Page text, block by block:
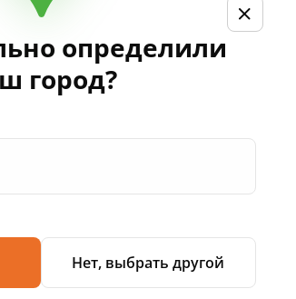
определили
город?
Нет, выбрать другой
молочные зубки
бережный уход с
(благодаря фтору)